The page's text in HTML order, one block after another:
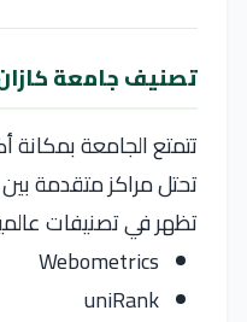
تصنيف جامعة
تتمتع الجامعة بمكانة
تحتل مراكز متقدمة
تظهر في تصنيفات
Webometrics
uniRank